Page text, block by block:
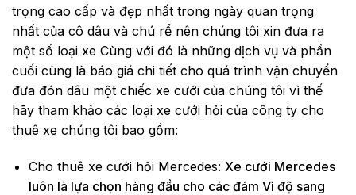
trọng cao cấp và đẹp nhất trong ngày quan trọng
nhất của cô dâu và chú rể nên chúng tôi xin đưa ra
một số loại xe Cùng với đó là những dịch vụ và phần
cuối cùng là báo giá chi tiết cho quá trình vận chuyển
đưa đón dâu một chiếc xe cưới của chúng tôi vì thế
hãy tham khảo các loại xe cưới hỏi của công ty cho
thuê xe chúng tôi bao gồm:
Cho thuê xe cưới hỏi Mercedes: Xe cưới Mercedes
luôn là lựa chọn hàng đầu cho các đám Vì độ sang